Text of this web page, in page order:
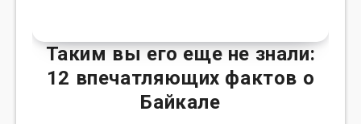
Таким вы его еще не знали:
12 впечатляющих фактов о
Байкале